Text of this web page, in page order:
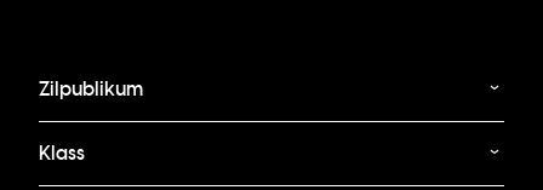
Zilpublikum
Klass